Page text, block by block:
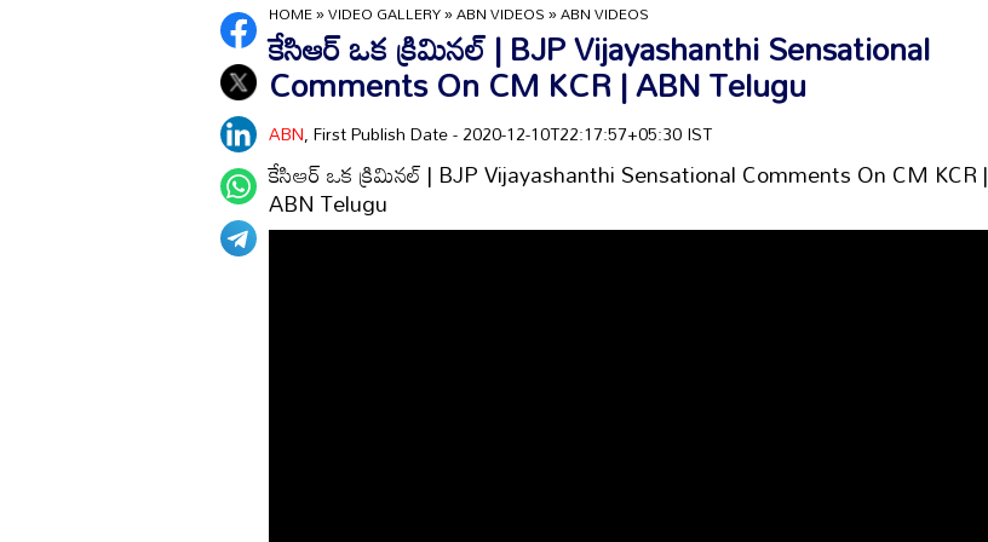
HOME»VIDEO GALLERY»ABN VIDEOS»ABN VIDEOS
కేసిఆర్ ఒక క్రిమినల్ | BJP Vijayashanthi Sensational
Comments On CM KCR | ABN Telugu
ABN, First Publish Date - 2020-12-10T22:17:57+05:30 IST
కేసిఆర్ ఒక క్రిమినల్ | BJP Vijayashanthi Sensational Comments On CM KCR |
ABN Telugu